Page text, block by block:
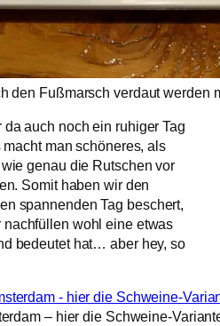
den Fußmarsch verdaut werden
auch noch ein ruhiger Tag
man schöneres, als
genau die Rutschen vor
Somit haben wir den
spannenden Tag beschert,
wohl eine etwas
bedeutet hat… aber hey, so
– hier die Schweine-